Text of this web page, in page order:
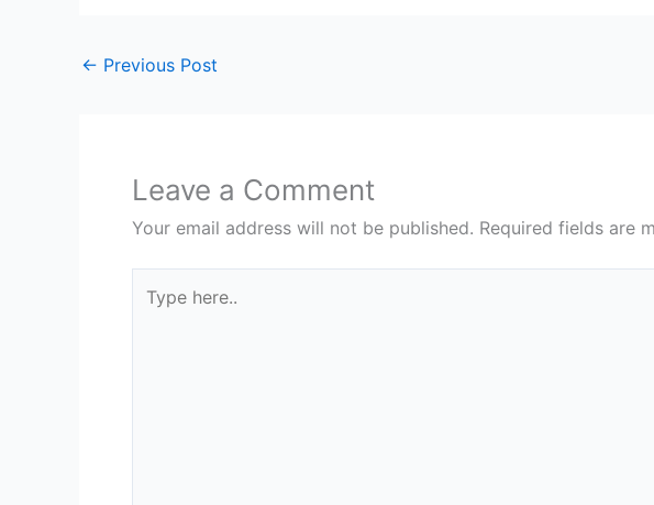
← Previous Post
Leave a Comment
Your email address will not be published. Required fields are
here..